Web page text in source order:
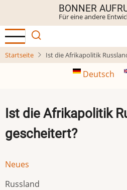
Inhalt
BONNER
Für eine andere
Startseite Ist die Afrikapolitik
Deutsch
Ist die Afrikapolitik
gescheitert?
Neues
Russland